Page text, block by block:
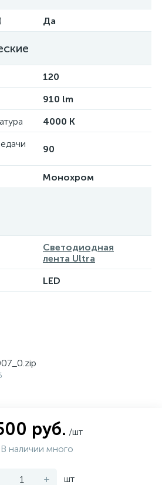
Да
120
910 lm
4000 K
90
Монохром
Светодиодная
лента Ultra
LED
руб. /шт
В наличии много
+ шт